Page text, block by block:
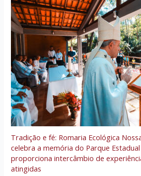
Tradição e fé: Romaria Ecológica
celebra a memória do Parque
proporciona intercâmbio de
atingidas